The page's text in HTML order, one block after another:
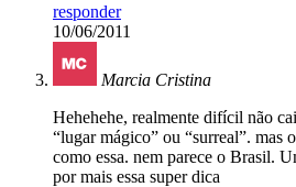
responder
10/06/2011
Marcia Cristina
Hehehehe, realmente difícil não
“lugar mágico” ou “surreal”. mas
como essa. nem parece o Brasil.
por mais essa super dica